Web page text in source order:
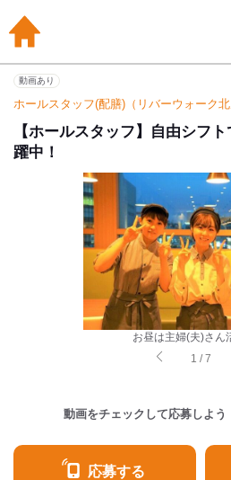
動画あり
【ホールスタッフ】自由シフ
躍中！
お昼は主婦(夫)さん
1 /7
動画をチェックして応募しよう
応募する